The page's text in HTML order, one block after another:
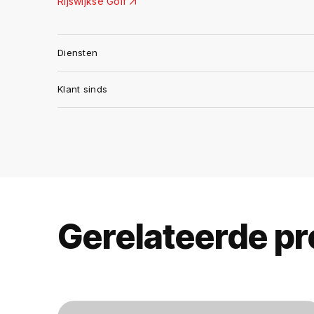
Diensten
Klant sinds
Gerelateerde